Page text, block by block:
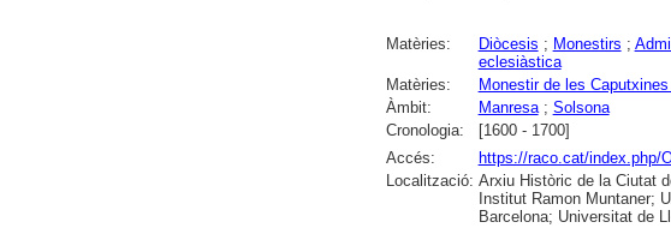
Matèries: Diòcesis ; Monestirs ;
eclesiàstica
Matèries:
Monestir de les
Àmbit:
Manresa; Solsona
Cronologia:
[1600 - 1700]
Accés:
https://raco.cat/index.php/
Localització: Arxiu Històric de la Ciutat
Institut Ramon Muntaner;
Barcelona; Universitat de